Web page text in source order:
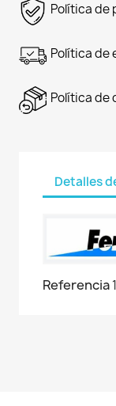
Política de
Política de
Política de
Detalles
Referencia